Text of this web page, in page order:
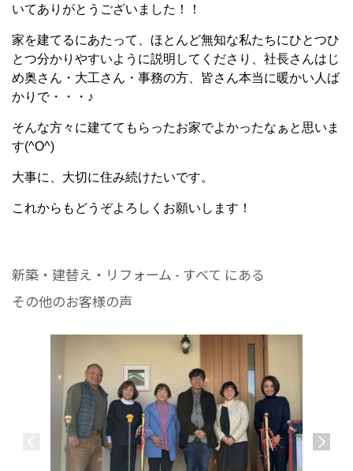
いてありがとうございました！！
家を建てるにあたって、ほとんど無知な私たちにひとつひ
とつ分かりやすいように説明してくださり、社長さんはじ
め奥さん・大工さん・事務の方、皆さん本当に暖かい人ば
かりで・・・♪
そんな方々に建ててもらったお家でよかったなぁと思いま
す(^O^)
大事に、大切に住み続けたいです。
これからもどうぞよろしくお願いします！
新築・建替え・リフォーム - すべて にある
その他のお客様の声